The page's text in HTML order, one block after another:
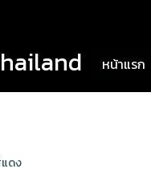
หน้าแรก
ดง